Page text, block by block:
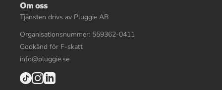
Om oss
Tjänsten drivs av Pluggie AB
Organisationsnummer: 559362-0411
Godkänd för F-skatt
info@pluggie.se